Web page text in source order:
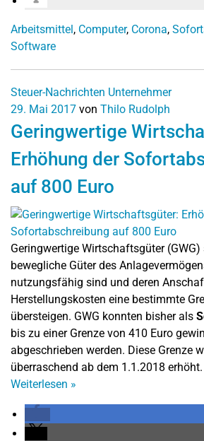
Arbeitsmittel, Computer, Corona,
Software
Steuer-Nachrichten Unternehmer
29. Mai 2017 von Thilo Rudolph
Geringwertige
Erhöhung der
auf 800 Euro
Geringwertige Wirtschaftsgüter
bewegliche Güter des
nutzungsfähig sind und deren
Herstellungskosten eine bestimmte
übersteigen. GWG konnten bisher als
bis zu einer Grenze von 410 Euro
abgeschrieben werden. Diese Grenze
überraschend ab dem 1.1.2018 erhöht.
Weiterlesen »